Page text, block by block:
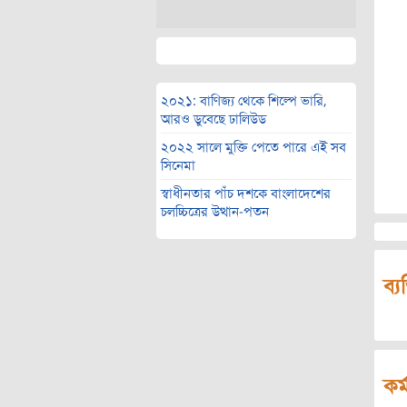
২০২১: বাণিজ্য থেকে শিল্পে ভারি,
আরও ডুবেছে ঢালিউড
২০২২ সালে মুক্তি পেতে পারে এই সব
সিনেমা
স্বাধীনতার পাঁচ দশকে বাংলাদেশের
চলচ্চিত্রের উত্থান-পতন